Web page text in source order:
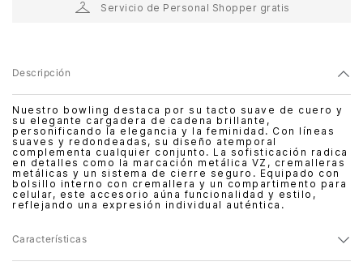
Servicio de Personal Shopper gratis
Descripción
Nuestro bowling destaca por su tacto suave de cuero y
su elegante cargadera de cadena brillante,
personificando la elegancia y la feminidad. Con líneas
suaves y redondeadas, su diseño atemporal
complementa cualquier conjunto. La sofisticación radica
en detalles como la marcación metálica VZ, cremalleras
metálicas y un sistema de cierre seguro. Equipado con
bolsillo interno con cremallera y un compartimento para
celular, este accesorio aúna funcionalidad y estilo,
reflejando una expresión individual auténtica.
Características